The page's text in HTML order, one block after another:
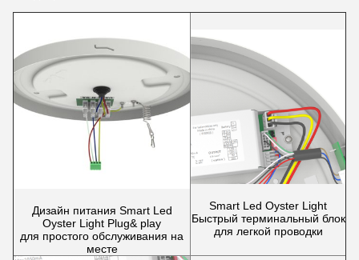
Дизайн питания Smart Led
Oyster Light Plug& play
для простого обслуживания на
месте
Smart Led Oyster Light
Быстрый терминальный блок
для легкой проводки